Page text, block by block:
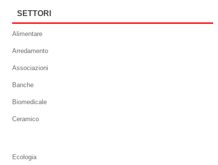
SETTORI
Alimentare
Arredamento
Associazioni
Banche
Biomedicale
Ceramico
Ecologia